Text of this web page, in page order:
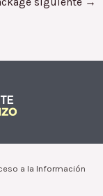
a la Información